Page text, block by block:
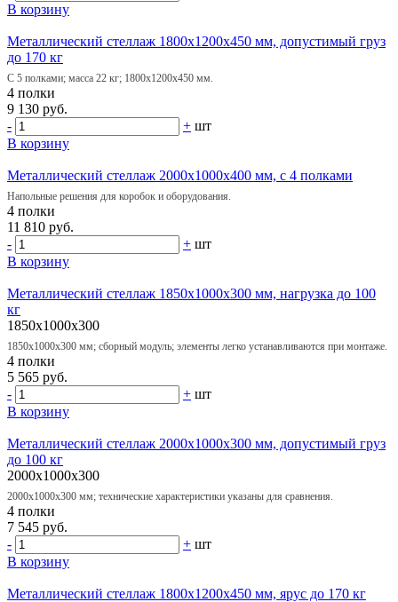
В корзину
Металлический стеллаж 1800х1200х450 мм, допустимый груз
до 170 кг
С 5 полками; масса 22 кг; 1800х1200х450 мм.
4 полки
9 130 руб.
-
+ шт
В корзину
Металлический стеллаж 2000х1000х400 мм, с 4 полками
Напольные решения для коробок и оборудования.
4 полки
11 810 руб.
-
+ шт
В корзину
Металлический стеллаж 1850х1000х300 мм, нагрузка до 100
кг
1850x1000x300
1850х1000х300 мм; сборный модуль; элементы легко устанавливаются при монтаже.
4 полки
5 565 руб.
-
+ шт
В корзину
Металлический стеллаж 2000х1000х300 мм, допустимый груз
до 100 кг
2000x1000x300
2000х1000х300 мм; технические характеристики указаны для сравнения.
4 полки
7 545 руб.
-
+ шт
В корзину
Металлический стеллаж 1800х1200х450 мм, ярус до 170 кг